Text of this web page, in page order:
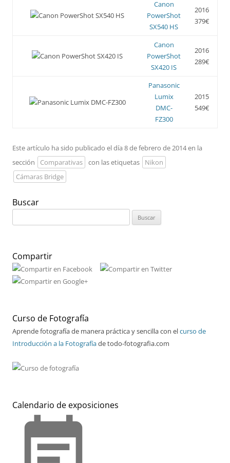
Canon
PowerShot
SX540 HS
2016
379€
Canon
PowerShot
SX420 IS
2016
289€
Panasonic
Lumix
DMC-
FZ300
2015
549€
Este artículo ha sido publicado el día 8 de febrero de 2014 en la
sección
Comparativas con las etiquetas
Nikon
Cámaras Bridge
Buscar
Compartir
Curso de Fotografía
Aprende fotografía de manera práctica y sencilla con elcurso de
Introducción a la Fotografíade todo-fotografia.com
Calendario de exposiciones